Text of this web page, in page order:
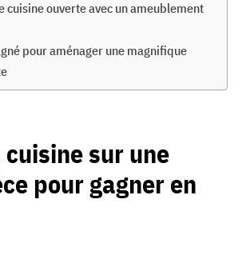
cuisine ouverte avec un ameublement
pour aménager une magnifique
sur une
pour gagner en